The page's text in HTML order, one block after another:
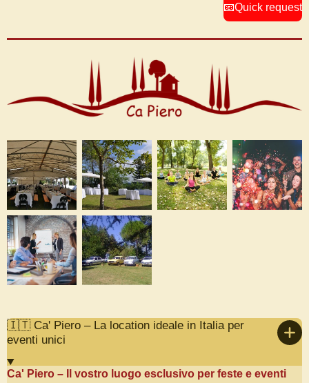
📧Quick request
🇮🇹 Ca' Piero – La location ideale in Italia per
eventi unici
Ca' Piero – Il vostro luogo esclusivo per feste e eventi